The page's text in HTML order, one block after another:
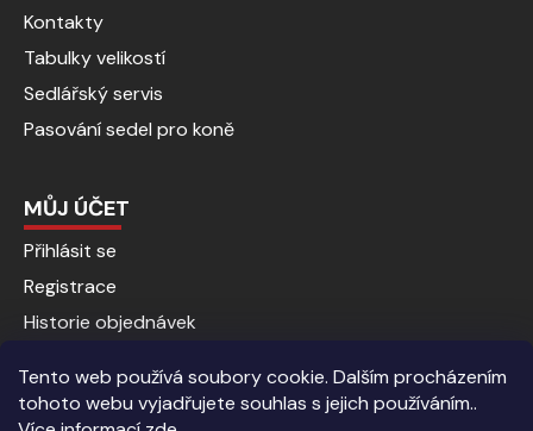
Tento web používá soubory cookie. Dalším procházením
tohoto webu vyjadřujete souhlas s jejich používáním..
Kontakty
Tabulky velikostí
Sedlářský servis
Pasování sedel pro koně
MŮJ ÚČET
Přihlásit se
Registrace
Historie objednávek